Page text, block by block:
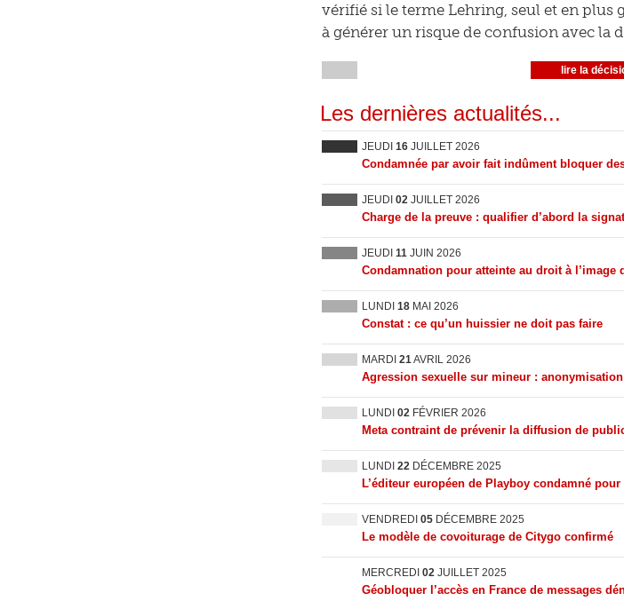
vérifié si le terme Lehring, seul et en plus
à générer un risque de confusion avec
lire la
Les dernières actualités...
JEUDI 16 JUILLET 2026
Condamnée par avoir fait indûment bloquer
JEUDI 02 JUILLET 2026
Charge de la preuve : qualifier d’abord la
JEUDI 11 JUIN 2026
Condamnation pour atteinte au droit à l’image
LUNDI 18 MAI 2026
Constat : ce qu’un huissier ne doit pas faire
MARDI 21AVRIL 2026
Agression sexuelle sur mineur :
LUNDI 02 FÉVRIER 2026
Meta contraint de prévenir la diffusion de
LUNDI 22 DÉCEMBRE 2025
L’éditeur européen de Playboy condamné
VENDREDI 05 DÉCEMBRE 2025
Le modèle de covoiturage de Citygo confirmé
MERCREDI 02 JUILLET 2025
Géobloquer l’accès en France de messages